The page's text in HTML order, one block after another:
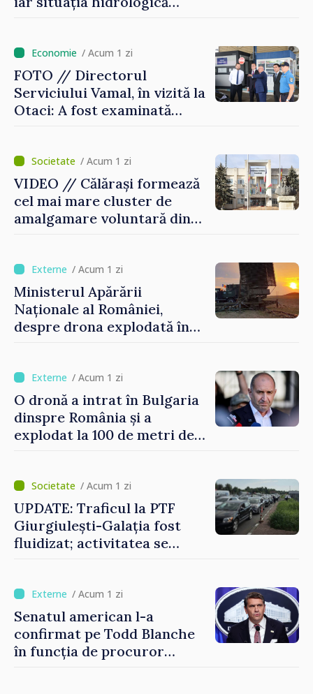
/ Acum 1 zi
FOTO // Directorul
Serviciului Vamal, în vizită la
Otaci: A fost examinată
performant/ Acum 1 zi
VIDEO // Călărași formează
cel mai mare cluster de
amalgamare voluntară din
finală
/ Acum 1 zi
Ministerul Apărării
Naționale al României,
despre drona explodată în
vehicul aerian”
/ Acum 1 zi
O dronă a intrat în Bulgaria
dinspre România și a
explodat la 100 de metri de
/ Acum 1 zi
UPDATE: Traficul la PTF
Giurgiulești-Galația fost
fluidizat; activitatea se
/ Acum 1 zi
Senatul american l-a
confirmat pe Todd Blanche
în funcția de procuror